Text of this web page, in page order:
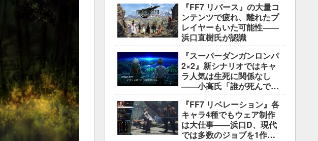
『FF7 リバース』の大量コ
ンテンツで疲れ、離れたプ
レイヤーもいた可能性――
浜口直樹氏が認識
『スーパーダンガンロンパ
2×2』新シナリオではキャ
ラ人気は生死に関係なし
――小高氏「誰が死んでも
で」
『FF7 リベレーション』各
キャラ4種でもウェア制作
は大仕事――浜口D、現代
では多数のジョブを1作に